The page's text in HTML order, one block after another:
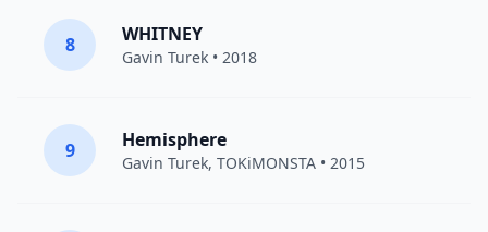
8 WHITNEY
Gavin Turek • 2018
9 Hemisphere
Gavin Turek, TOKiMONSTA • 2015